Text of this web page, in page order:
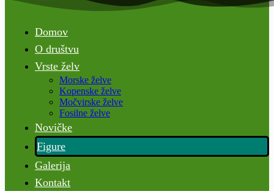
Domov
O društvu
Vrste želv
Morske želve
Kopenske želve
Močvirske želve
Fosilne želve
Novičke
Figure
Galerija
Kontakt